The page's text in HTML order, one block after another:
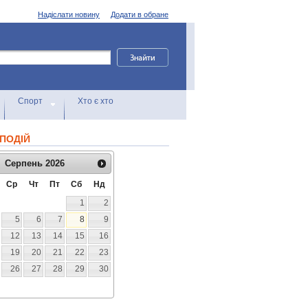
Додати в обране
Надіслати новину
Спорт Хто є хто
Серпень 2026
Ср Чт Пт Сб
Нд
1
2
5 6 7 8
9
12 13 14 15
16
19 20 21 22
23
26 27 28 29
30